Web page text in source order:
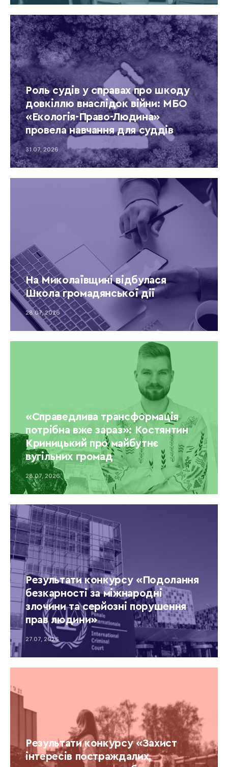
Роль судів у справах про шкоду
довкіллю внаслідок війни: МБО
«Екологія-Право-Людина»
провела навчання для суддів
31.07, 2026
На Миколаївщині відбулася
Школа громадянської дії
28.07, 2026
«Справедлива трансформація
потрібна вже зараз»: Костянтин
Криницький про майбутнє
вугільних громад
28.07, 2026
Результати конкурсу «Подолання
безкарності за міжнародні
злочини та серйозні порушення
прав людини»
27.07, 2026
Результати конкурсу «Захист
інтересів постраждалих,